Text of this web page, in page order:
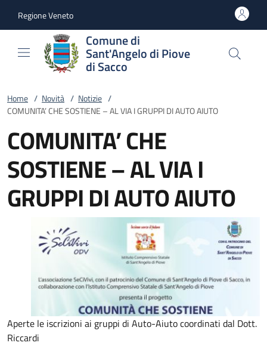
Regione Veneto
Comune di
Sant'Angelo di Piove
di Sacco
Home / Novità / Notizie /
COMUNITA’ CHE SOSTIENE – AL VIA I GRUPPI DI AUTO AIUTO
COMUNITA’ CHE
SOSTIENE – AL VIA I
GRUPPI DI AUTO AIUTO
Aperte le iscrizioni ai gruppi di Auto-Aiuto coordinati dal Dott.
Riccardi